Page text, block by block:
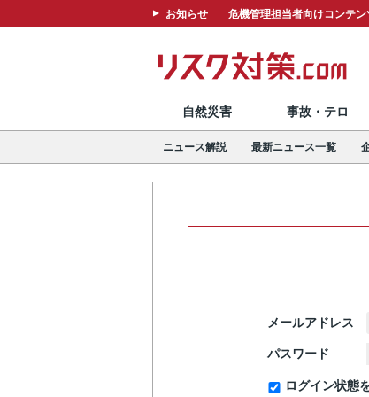
お知らせ 危機管理担当者向けコンテ
自然災害 事故・テロ
ニュース解説 最新ニュース一覧
メールアドレス
パスワード
ログイン状態